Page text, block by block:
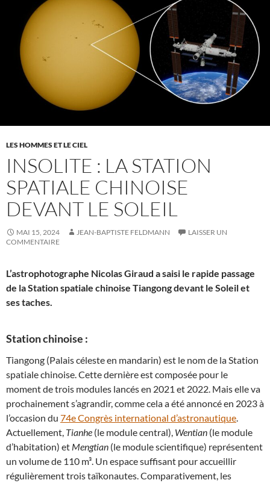
LES HOMMES ET LE CIEL
INSOLITE : LA STATION
SPATIALE CHINOISE
DEVANT LE SOLEIL
MAI 15, 2024 JEAN-BAPTISTE FELDMANN
LAISSER UN
COMMENTAIRE
L’astrophotographe Nicolas Giraud a saisi le rapide passage
de la Station spatiale chinoise Tiangong devant le Soleil et
ses taches.
Station chinoise :
Tiangong (Palais céleste en mandarin) est le nom de la Station
spatiale chinoise. Cette dernière est composée pour le
moment de trois modules lancés en 2021 et 2022. Mais elle va
prochainement s’agrandir, comme cela a été annoncé en 2023 à
l’occasion du 74e Congrès international d’astronautique.
Actuellement, Tianhe (le module central), Wentian (le module
d’habitation) et Mengtian (le module scientifique) représentent
un volume de 110 m³. Un espace suffisant pour accueillir
régulièrement trois taïkonautes. Comparativement, les